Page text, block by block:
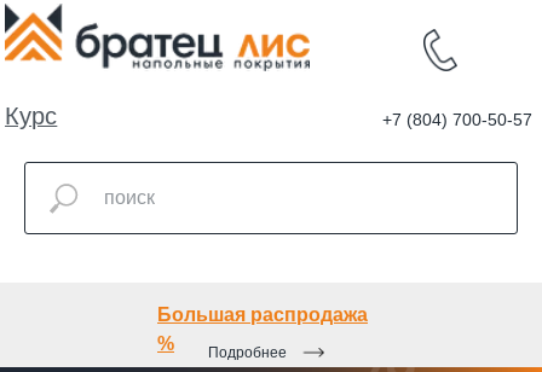
валют
Подробнее
Большая распродажа
%